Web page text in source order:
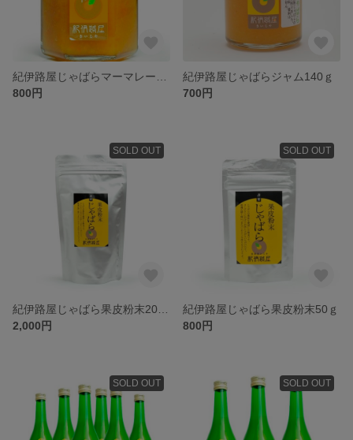
800円
紀伊路屋じゃばらジャム140ｇ
700円
SOLD OUT
2,000円
SOLD OUT
紀伊路屋じゃばら果皮粉末50ｇ
800円
SOLD OUT SOLD OUT